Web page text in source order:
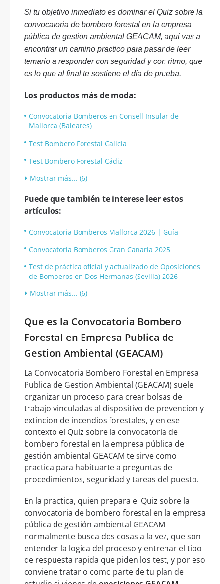
Si tu objetivo inmediato es dominar el Quiz sobre la
convocatoria de bombero forestal en la empresa
pública de gestión ambiental GEACAM, aqui vas a
encontrar un camino practico para pasar de leer
temario a responder con seguridad y con ritmo, que
es lo que al final te sostiene el dia de prueba.
Los productos más de moda:
Convocatoria Bomberos en Consell Insular de
Mallorca (Baleares)
Test Bombero Forestal Galicia
Test Bombero Forestal Cádiz
Mostrar más... (6)
Puede que también te interese leer estos
artículos:
Convocatoria Bomberos Mallorca 2026 | Guía
Convocatoria Bomberos Gran Canaria 2025
Test de práctica oficial y actualizado de Oposiciones
de Bomberos en Dos Hermanas (Sevilla) 2026
Mostrar más... (6)
Que es la Convocatoria Bombero
Forestal en Empresa Publica de
Gestion Ambiental (GEACAM)
La Convocatoria Bombero Forestal en Empresa
Publica de Gestion Ambiental (GEACAM) suele
organizar un proceso para crear bolsas de
trabajo vinculadas al dispositivo de prevencion y
extincion de incendios forestales, y en ese
contexto el Quiz sobre la convocatoria de
bombero forestal en la empresa pública de
gestión ambiental GEACAM te sirve como
practica para habituarte a preguntas de
procedimientos, seguridad y tareas del puesto.
En la practica, quien prepara el Quiz sobre la
convocatoria de bombero forestal en la empresa
pública de gestión ambiental GEACAM
normalmente busca dos cosas a la vez, que son
entender la logica del proceso y entrenar el tipo
de respuesta rapida que piden los test, y por eso
conviene tratarlo como parte de tu plan de